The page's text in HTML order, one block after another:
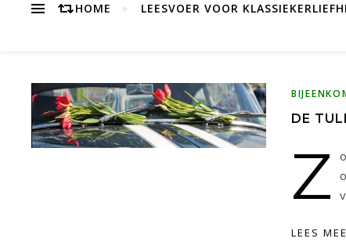
HOME LEESVOER VOOR
DE
Z
LEES